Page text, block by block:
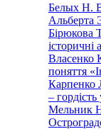
Белых Н.
Альберта
Бірюкова
історичні
Власенко
поняття
Карпенко
– гордість
Мельник